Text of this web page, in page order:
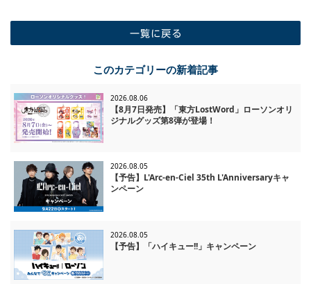
このカテゴリーの新着記事
2026.08.06
【8月7日発売】「東方LostWord」ローソンオリ
ジナルグッズ第8弾が登場！
2026.08.05
【予告】L'Arc-en-Ciel 35th L'Anniversaryキャ
ンペーン
2026.08.05
【予告】「ハイキュー!!」キャンペーン